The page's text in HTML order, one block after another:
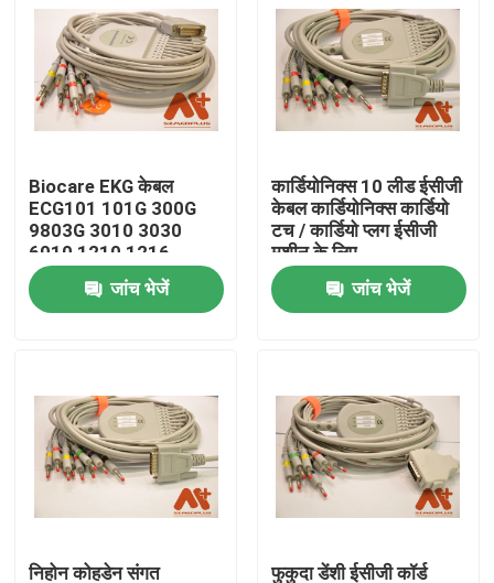
उत्पाद
हमारे बारे में
गुणवत्ता नियंत्रण
हमसे संपर्क करें
ईसीजी रोगी केबल
पुन: प्रयोज्य खराब 2 सेंसर
Biocare EKG केबल
ECG101 101G 300G
9803G 3010 3030
6010 1210 1216
जांच भेजें
कार्डियोनिक्स 10 लीड ईसीजी
केबल कार्डियोनिक्स कार्डियो
टच / कार्डियो प्लग ईसीजी
मशीन के लिए
जांच भेजें
निहोन कोहडेन संगत फुकुदा डेंशी ईसीजी कॉर्ड